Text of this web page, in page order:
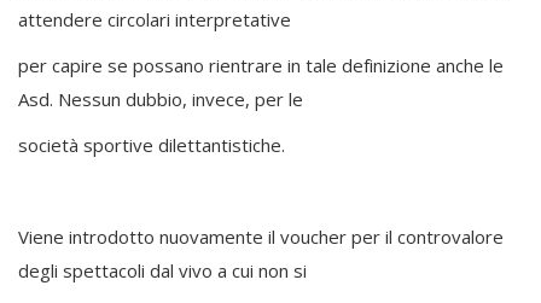
attendere circolari interpretative
per capire se possano rientrare in tale definizione anche le
Asd. Nessun dubbio, invece, per le
società sportive dilettantistiche.
Viene introdotto nuovamente il voucher per il controvalore
degli spettacoli dal vivo a cui non si